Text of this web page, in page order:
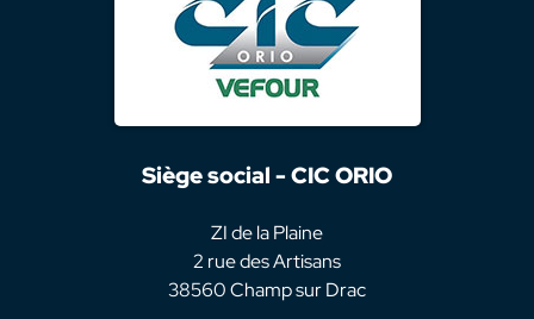
Siège social - CIC ORIO
ZI de la Plaine
2 rue des Artisans
38560 Champ sur Drac